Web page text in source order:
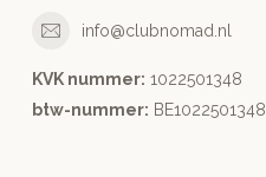
info@clubnomad.nl
KVK nummer: 1022501348
btw-nummer: BE1022501348